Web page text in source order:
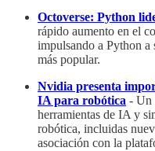
Octoverse: Python
rápido aumento en el
impulsando a Python a
más popular.
Nvidia presenta
IA para robótica - Un
herramientas de IA y
robótica, incluidas
asociación con la